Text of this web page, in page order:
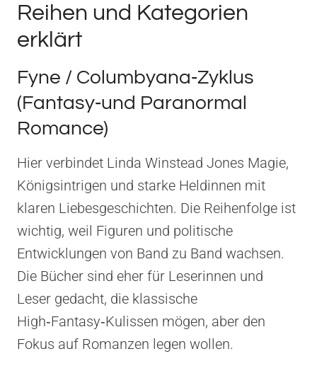
Reihen und Kategorien
erklärt
Fyne / Columbyana‑Zyklus
(Fantasy‑und Paranormal
Romance)
Hier verbindet Linda Winstead Jones Magie,
Königsintrigen und starke Heldinnen mit
klaren Liebesgeschichten. Die Reihenfolge ist
wichtig, weil Figuren und politische
Entwicklungen von Band zu Band wachsen.
Die Bücher sind eher für Leserinnen und
Leser gedacht, die klassische
High‑Fantasy‑Kulissen mögen, aber den
Fokus auf Romanzen legen wollen.